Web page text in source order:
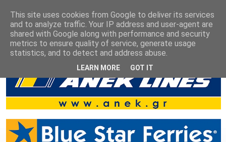
This site uses cookies from Google to deliver its services
and to analyze traffic. Your IP address and user-agent are
shared with Google along with performance and security
metrics to ensure quality of service, generate usage
statistics, and to detect and address abuse.
LEARN MORE GOT IT